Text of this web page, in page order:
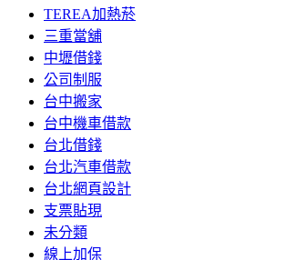
TEREA加熱菸
三重當舖
中壢借錢
公司制服
台中搬家
台中機車借款
台北借錢
台北汽車借款
台北網頁設計
支票貼現
未分類
線上加保